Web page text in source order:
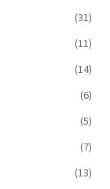
(31)
(11)
(14)
(6)
(5)
(7)
(13)